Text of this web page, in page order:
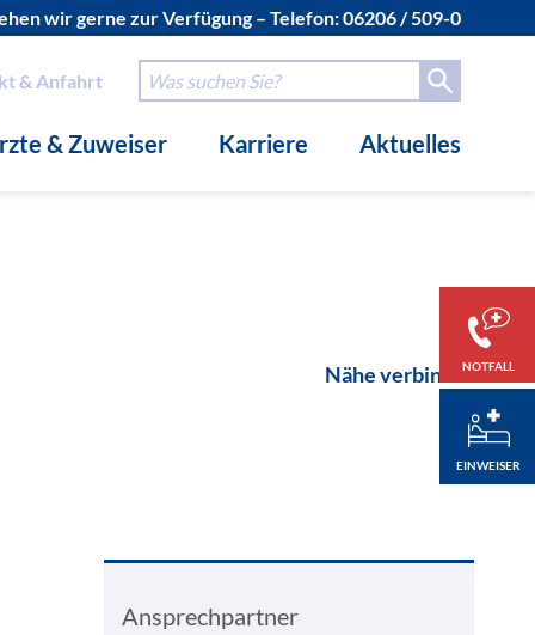
wir gerne zur Verfügung – Telefon:06206 / 509-0
& Anfahrt
& Zuweiser Karriere Aktuelles
Nähe verbindet.
Ansprechpartner
NOTFALL
EINWEISER